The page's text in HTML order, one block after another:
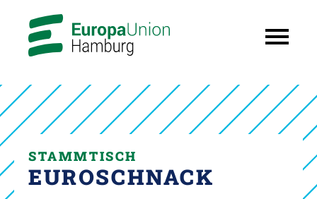
STAMMTISCH
EUROSCHNACK